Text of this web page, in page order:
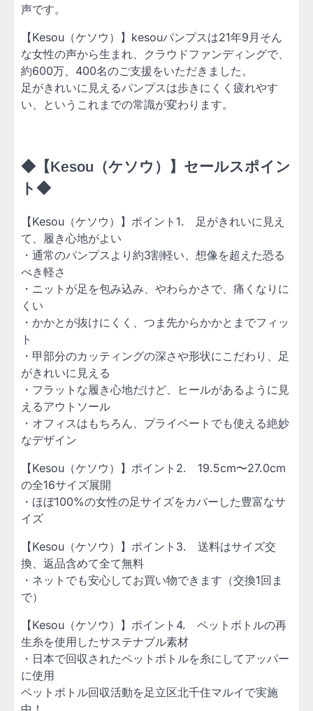
声です。
【Kesou（ケソウ）】kesouパンプスは21年9月そん
な女性の声から生まれ、クラウドファンディングで、
約600万、400名のご支援をいただきました。
足がきれいに見えるパンプスは歩きにくく疲れやす
い、というこれまでの常識が変わります。
◆【Kesou（ケソウ）】セールスポイン
ト◆
【Kesou（ケソウ）】ポイント1. 足がきれいに見え
て、履き心地がよい
・通常のパンプスより約3割軽い、想像を超えた恐る
べき軽さ
・ニットが足を包み込み、やわらかさで、痛くなりに
くい
・かかとが抜けにくく、つま先からかかとまでフィッ
ト
・甲部分のカッティングの深さや形状にこだわり、足
がきれいに見える
・フラットな履き心地だけど、ヒールがあるように見
えるアウトソール
・オフィスはもちろん、プライベートでも使える絶妙
なデザイン
【Kesou（ケソウ）】ポイント2. 19.5cm〜27.0cm
の全16サイズ展開
・ほぼ100%の女性の足サイズをカバーした豊富なサ
イズ
【Kesou（ケソウ）】ポイント3. 送料はサイズ交
換、返品含めて全て無料
・ネットでも安心してお買い物できます（交換1回ま
で）
【Kesou（ケソウ）】ポイント4. ペットボトルの再
生糸を使用したサステナブル素材
・日本で回収されたペットボトルを糸にしてアッパー
に使用
ペットボトル回収活動を足立区北千住マルイで実施